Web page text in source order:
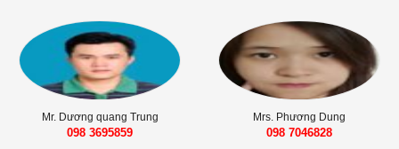
Mr. Dương quang Trung
098 3695859‬
Mrs. Phương Dung
098 7046828‬